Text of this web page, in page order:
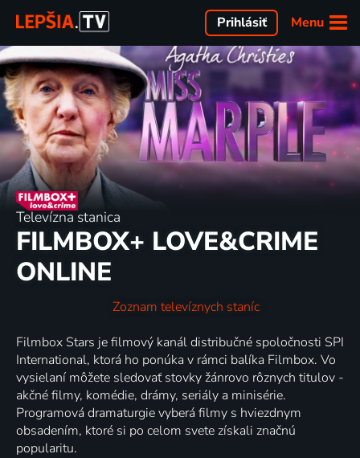
Menu
Prihlásiť
Televízna stanica
FILMBOX+ LOVE&CRIME
ONLINE
Zoznam televíznych staníc
Filmbox Stars je filmový kanál distribučné spoločnosti SPI
International, ktorá ho ponúka v rámci balíka Filmbox. Vo
vysielaní môžete sledovať stovky žánrovo rôznych titulov -
akčné filmy, komédie, drámy, seriály a minisérie.
Programová dramaturgie vyberá filmy s hviezdnym
obsadením, ktoré si po celom svete získali značnú
popularitu.